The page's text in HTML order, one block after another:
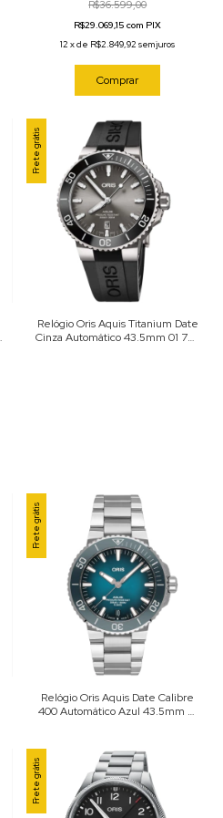
R$36.599,00
R$29.069,15 com PIX
12 xde R$2.849,92 sem juros
Comprar
Frete grátis
Relógio Oris Aquis Titanium Date
Cinza Automático 43.5mm 01 733
Frete grátis
Relógio Oris Aquis Date Calibre
400 Automático Azul 43.5mm 01
Frete grátis